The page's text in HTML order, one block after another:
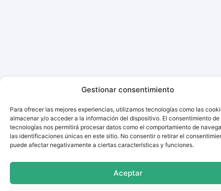
Gestionar consentimiento
Para ofrecer las mejores experiencias, utilizamos tecnologías como las
almacenar y/o acceder a la información del dispositivo. El consentimiento de
tecnologías nos permitirá procesar datos como el comportamiento de
las identificaciones únicas en este sitio. No consentir o retirar el
puede afectar negativamente a ciertas características y funciones.
Aceptar